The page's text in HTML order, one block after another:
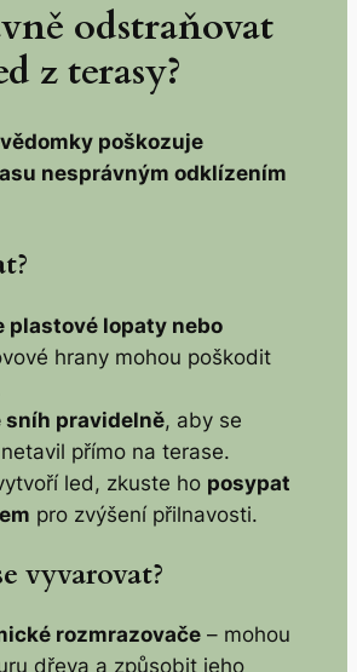
odstraňovat
z terasy?
poškozuje
nesprávným odklízením
plastové lopaty nebo
hrany mohou poškodit
sníh pravidelně, aby se
přímo na terase.
led, zkuste ho posypat
pro zvýšení přilnavosti.
vyvarovat?
rozmrazovače– mohou
dřeva a způsobit jeho